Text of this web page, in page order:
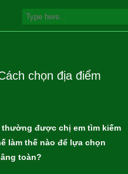
chọn địa điểm
thường được chị em tìm kiếm
làm thế nào để lựa chọn
toàn?